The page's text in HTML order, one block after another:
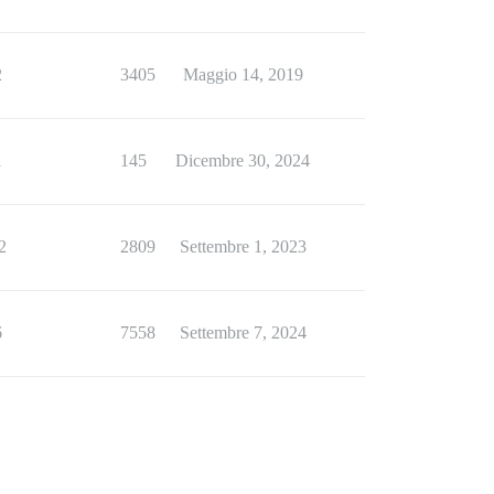
3405 Maggio 14, 2019
145 Dicembre 30, 2024
2809 Settembre 1, 2023
7558 Settembre 7, 2024